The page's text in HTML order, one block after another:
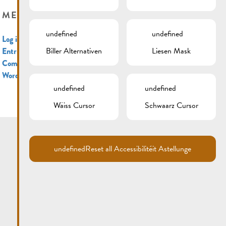
META
Log in
Entries feed
Comments feed
WordPress.org
undefined
Biller Alternativen
undefined
Liesen Mask
undefined
Wäiss Cursor
undefined
Schwaarz Cursor
undefinedReset all Accessibilitéit Astellunge